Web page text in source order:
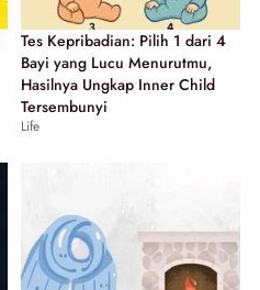
Tes Kepribadian: Pilih 1 dari 4
Bayi yang Lucu Menurutmu,
Hasilnya Ungkap Inner Child
Tersembunyi
Life